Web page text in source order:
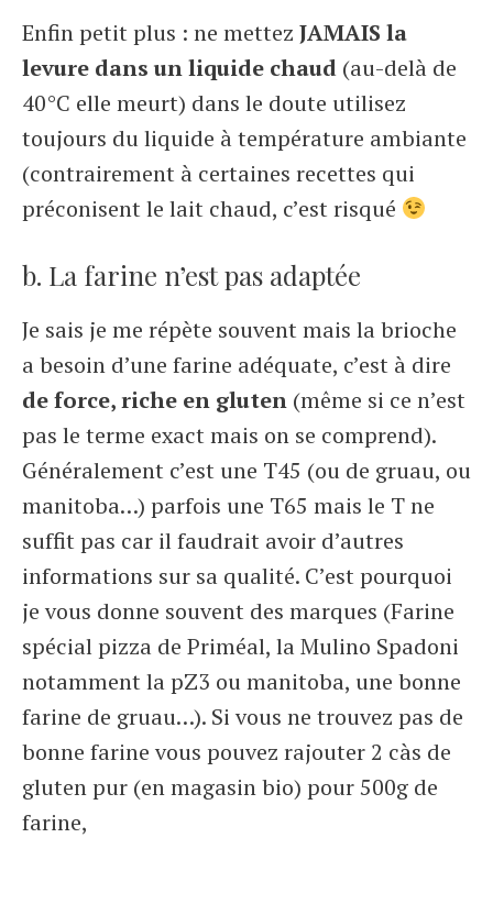
Enfin petit plus : ne mettez JAMAIS la
levure dans un liquide chaud (au-delà de
40°C elle meurt) dans le doute utilisez
toujours du liquide à température ambiante
(contrairement à certaines recettes qui
préconisent le lait chaud, c’est risqué
b. La farine n’est pas adaptée
Je sais je me répète souvent mais la brioche
a besoin d’une farine adéquate, c’est à dire
de force, riche en gluten (même si ce n’est
pas le terme exact mais on se comprend).
Généralement c’est une T45 (ou de gruau, ou
manitoba…) parfois une T65 mais le T ne
suffit pas car il faudrait avoir d’autres
informations sur sa qualité. C’est pourquoi
je vous donne souvent des marques (Farine
spécial pizza de Priméal, la Mulino Spadoni
notamment la pZ3 ou manitoba, une bonne
farine de gruau…). Si vous ne trouvez pas de
bonne farine vous pouvez rajouter 2 càs de
gluten pur (en magasin bio) pour 500g de
farine,